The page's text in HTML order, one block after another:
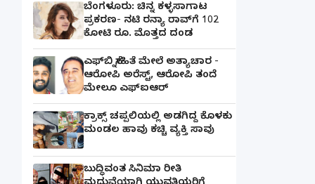
ಬೆಂಗಳೂರು: ಚಿನ್ನ ಕಳ್ಳಸಾಗಾಟ
ಪ್ರಕರಣ- ನಟಿ ರನ್ಯಾ ರಾವ್‌ಗೆ 102
ಕೋಟಿ ರೂ. ಮೊತ್ತದ ದಂಡ
ಎಫ್‌ಬಿ ಸ್ನೇಹಿತೆ ಮೇಲೆ ಅತ್ಯಾಚಾರ -
ಆರೋಪಿ ಅರೆಸ್ಟ್, ಆರೋಪಿ ತಂದೆ
ಮೇಲೂ ಎಫ್ಐಆರ್
ಕ್ರಾಕ್ಸ್ ಚಪ್ಪಲಿಯಲ್ಲಿ ಅಡಗಿದ್ದ ಕೊಳಕು
ಮಂಡಲ ಹಾವು ಕಚ್ಚಿ ವ್ಯಕ್ತಿ ಸಾವು
ಬುದ್ಧಿವಂತ ಸಿನಿಮಾ ರೀತಿ